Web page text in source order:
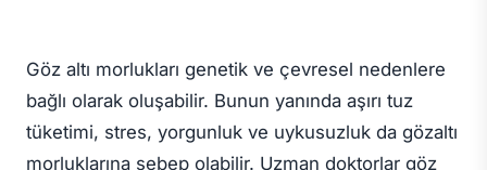
Göz altı morlukları genetik ve çevresel nedenlere
bağlı olarak oluşabilir. Bunun yanında aşırı tuz
tüketimi, stres, yorgunluk ve uykusuzluk da gözaltı
morluklarına sebep olabilir. Uzman doktorlar göz